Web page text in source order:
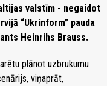
valstīm - negaidot
“Ukrinform” pauda
Heinrihs Brauss.
plānot uzbrukumu
viņaprāt,